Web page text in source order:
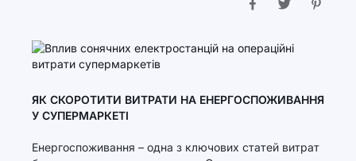
ЯК СКОРОТИТИ ВИТРАТИ НА ЕНЕРГОСПОЖИВАННЯ
У СУПЕРМАРКЕТІ
Енергоспоживання – одна з ключових статей витрат